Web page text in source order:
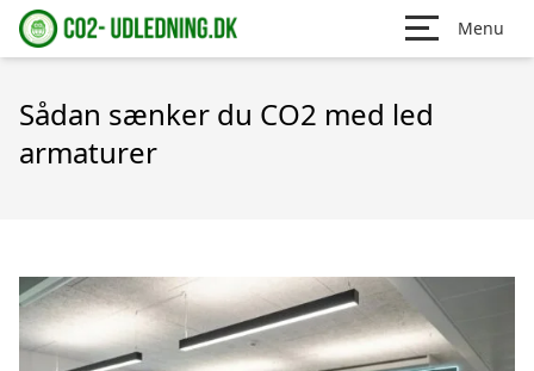
Menu
Sådan sænker du CO2 med led
armaturer